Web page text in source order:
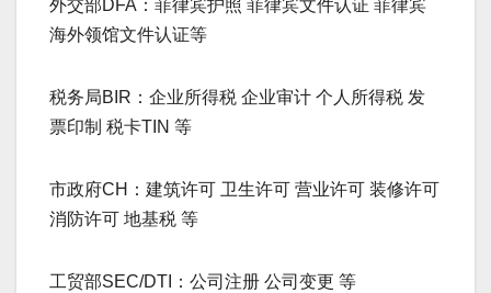
外交部DFA：菲律宾护照 菲律宾文件认证 菲律宾
海外领馆文件认证等
税务局BIR：企业所得税 企业审计 个人所得税 发
票印制 税卡TIN 等
市政府CH：建筑许可 卫生许可 营业许可 装修许可
消防许可 地基税 等
工贸部SEC/DTI：公司注册 公司变更 等